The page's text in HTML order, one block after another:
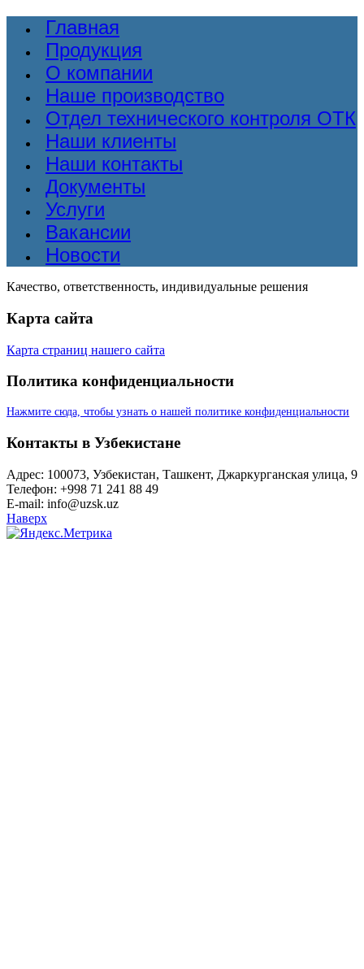
Главная
Продукция
О компании
Наше производство
Отдел технического контроля ОТК
Наши клиенты
Наши контакты
Документы
Услуги
Вакансии
Новости
Качество, ответственность, индивидуальные решения
Карта сайта
Карта страниц нашего сайта
Политика конфиденциальности
Нажмите сюда, чтобы узнать о нашей политике конфиденциальности
Контакты в Узбекистане
Адрес: 100073, Узбекистан, Ташкент, Джаркурганская улица, 9
Телефон: +998 71 241 88 49
E-mail: info@uzsk.uz
Наверх